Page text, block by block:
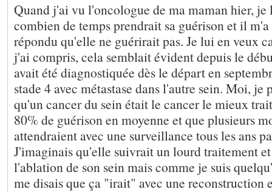
Quand j'ai vu l'oncologue de ma maman hier, je
combien de temps prendrait sa guérison et il
répondu qu'elle ne guérirait pas. Je lui en veux
j'ai compris, cela semblait évident depuis le
avait été diagnostiquée dès le départ en
stade 4 avec métastase dans l'autre sein. Moi, je
qu'un cancer du sein était le cancer le mieux
80% de guérison en moyenne et que plusieurs
attendraient avec une surveillance tous les ans
J'imaginais qu'elle suivrait un lourd traitement
l'ablation de son sein mais comme je suis
me disais que ça "irait" avec une reconstruction